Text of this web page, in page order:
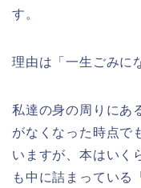
す。
理由は「一生ごみに
私達の身の周りにあ
がなくなった時点で
いますが、本はいく
も中に詰まっている